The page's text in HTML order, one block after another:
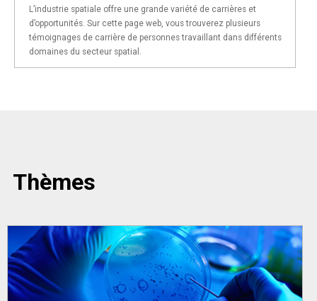
L’industrie spatiale offre une grande variété de carrières et
d’opportunités. Sur cette page web, vous trouverez plusieurs
témoignages de carrière de personnes travaillant dans différents
domaines du secteur spatial.
Thèmes